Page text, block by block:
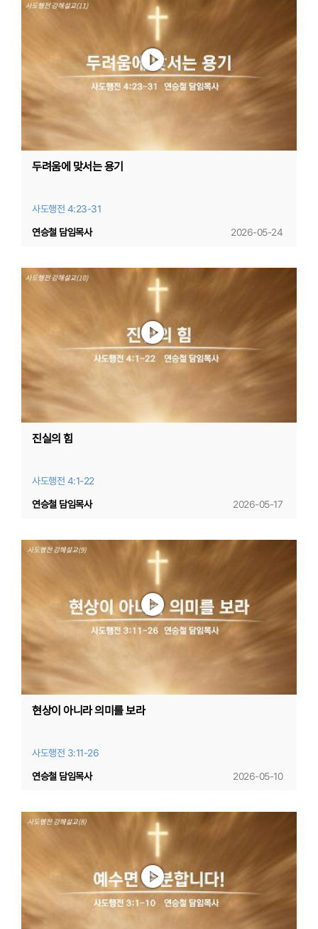
두려움에 맞서는 용기
사도행전 4:23-31
2026-05-24
연승철 담임목사
진실의 힘
사도행전 4:1-22
2026-05-17
연승철 담임목사
현상이 아니라 의미를 보라
사도행전 3:11-26
2026-05-10
연승철 담임목사